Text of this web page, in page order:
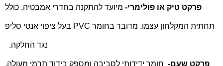
פרקט טיק או פולימרי- מיועד להתקנה בחדרי אמבטיה, כולל
תחתית המקלחון עצמו. מדובר בחומר PVC בעל ציפוי אנטי סליפ
נגד החלקה.
פרקט שעם- חומר ידידותי לסביבה ומספק בידוד תרמי מעולה.